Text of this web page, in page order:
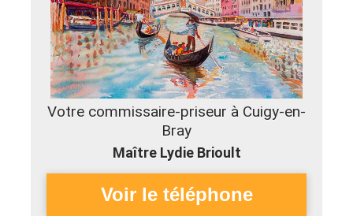
Votre commissaire-priseur à Cuigy-en-
Bray
Maître Lydie Brioult